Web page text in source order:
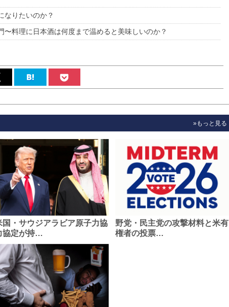
なりたいのか？
〜料理に日本酒は何度まで温めると美味しいのか？
»もっと見る
国・サウジアラビア原子力協
協定が持…
野党・民主党の攻撃材料と米有
権者の投票…